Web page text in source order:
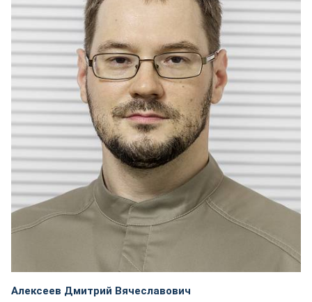
Алексеев Дмитрий Вячеславович